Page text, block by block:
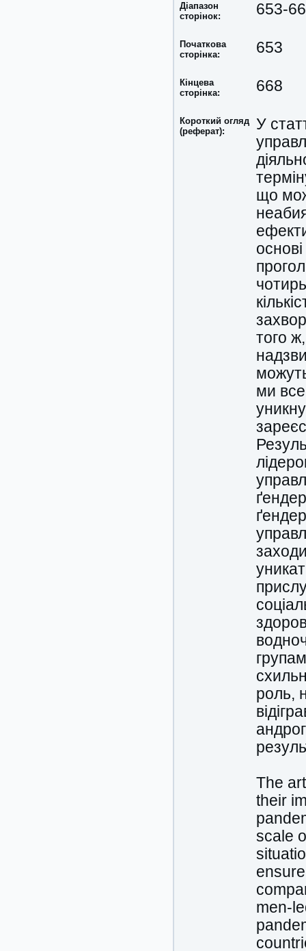
Діапазон
сторінок:
653-
Початкова
сторінка:
653
Кінцева
сторінка:
668
Короткий огляд
(реферат):
У
що
того
ми
роль,
The
their
scale
men-